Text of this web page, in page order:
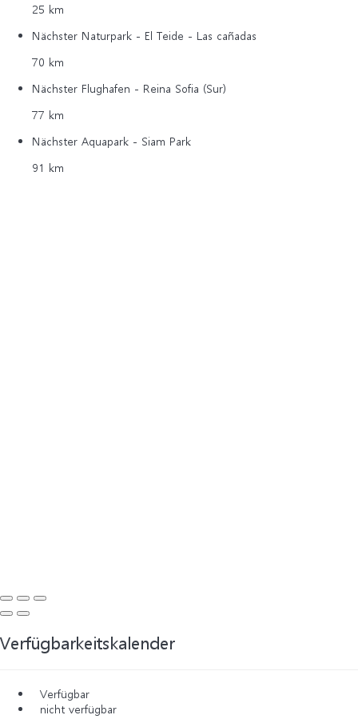
25 km
Nächster Naturpark - El Teide - Las cañadas
70 km
Nächster Flughafen - Reina Sofia (Sur)
77 km
Nächster Aquapark - Siam Park
91 km
Verfügbarkeitskalender
Verfügbar
nicht verfügbar